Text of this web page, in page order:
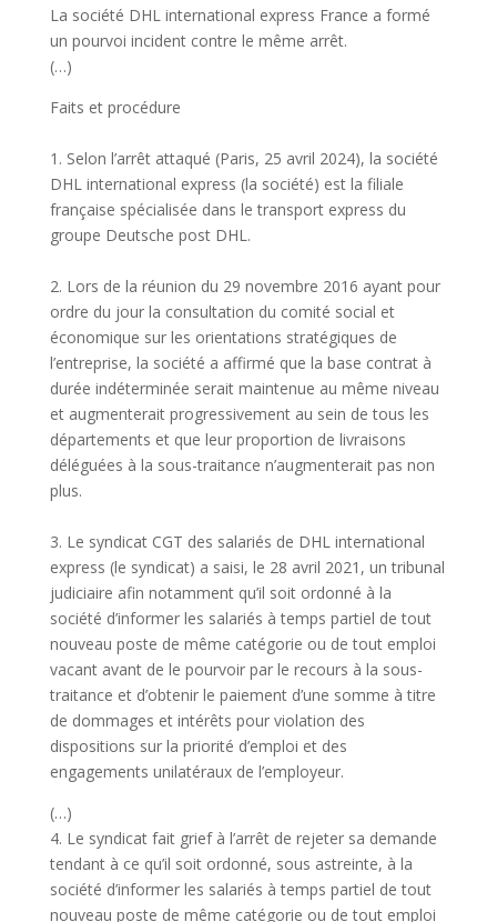
La société DHL international express France a formé
un pourvoi incident contre le même arrêt.
(…)
Faits et procédure
1. Selon l’arrêt attaqué (Paris, 25 avril 2024), la société
DHL international express (la société) est la filiale
française spécialisée dans le transport express du
groupe Deutsche post DHL.
2. Lors de la réunion du 29 novembre 2016 ayant pour
ordre du jour la consultation du comité social et
économique sur les orientations stratégiques de
l’entreprise, la société a affirmé que la base contrat à
durée indéterminée serait maintenue au même niveau
et augmenterait progressivement au sein de tous les
départements et que leur proportion de livraisons
déléguées à la sous-traitance n’augmenterait pas non
plus.
3. Le syndicat CGT des salariés de DHL international
express (le syndicat) a saisi, le 28 avril 2021, un tribunal
judiciaire afin notamment qu’il soit ordonné à la
société d’informer les salariés à temps partiel de tout
nouveau poste de même catégorie ou de tout emploi
vacant avant de le pourvoir par le recours à la sous-
traitance et d’obtenir le paiement d’une somme à titre
de dommages et intérêts pour violation des
dispositions sur la priorité d’emploi et des
engagements unilatéraux de l’employeur.
(…)
4. Le syndicat fait grief à l’arrêt de rejeter sa demande
tendant à ce qu’il soit ordonné, sous astreinte, à la
société d’informer les salariés à temps partiel de tout
nouveau poste de même catégorie ou de tout emploi